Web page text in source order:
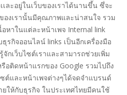
เละอยู่ในเว็บของเราได้นานขึ้น ซึ่จะ
องเรานั้นมีคุณภาพและน่าสนใจ รวม
หาในแต่ละหน้าเพจ Internal link
รกิจออนไลน์ links เป็นอีกเครื่องมือ
กเว็บไซต์เราและสามารถช่วยเพิ่ม
อติดหน้าแรกของ Google รวมไปถึง
ต์และหน้าเพจต่างๆได้จดจำแบรนด์
ให้กับธุรกิจ ในประเทศไทยมีคนใช้